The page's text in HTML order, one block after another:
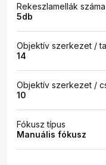
Rekeszlamellák száma
5db
Objektív szerkezet /
14
Objektív szerkezet /
10
Fókusz típus
Manuális fókusz